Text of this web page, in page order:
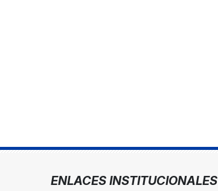
ENLACES INSTITUCIONALES